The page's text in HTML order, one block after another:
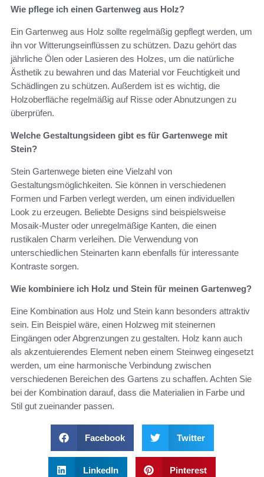
Wie pflege ich einen Gartenweg aus Holz?
Ein Gartenweg aus Holz sollte regelmäßig gepflegt werden, um
ihn vor Witterungseinflüssen zu schützen. Dazu gehört das
jährliche Ölen oder Lasieren des Holzes, um die natürliche
Ästhetik zu bewahren und das Material vor Feuchtigkeit und
Schädlingen zu schützen. Außerdem ist es wichtig, die
Holzoberfläche regelmäßig auf Risse oder Abnutzungen zu
überprüfen.
Welche Gestaltungsideen gibt es für Gartenwege mit
Stein?
Stein Gartenwege bieten eine Vielzahl von
Gestaltungsmöglichkeiten. Sie können in verschiedenen
Formen und Farben verlegt werden, um einen individuellen
Look zu erzeugen. Beliebte Designs sind beispielsweise
Mosaik-Muster oder unregelmäßige Kanten, die einen
rustikalen Charm verleihen. Die Verwendung von
unterschiedlichen Steinarten kann ebenfalls für interessante
Kontraste sorgen.
Wie kombiniere ich Holz und Stein für meinen Gartenweg?
Eine Kombination aus Holz und Stein kann besonders attraktiv
sein. Ein Beispiel wäre, einen Holzweg mit steinernen
Eingängen oder Abgrenzungen zu gestalten. Holz kann auch
als akzentuierendes Element neben einem Steinweg eingesetzt
werden, um eine harmonische Verbindung zwischen
verschiedenen Bereichen des Gartens zu schaffen. Achten Sie
bei der Kombination darauf, dass die Materialien in Farbe und
Stil gut zueinander passen.
Facebook Twitter
LinkedIn Pinterest